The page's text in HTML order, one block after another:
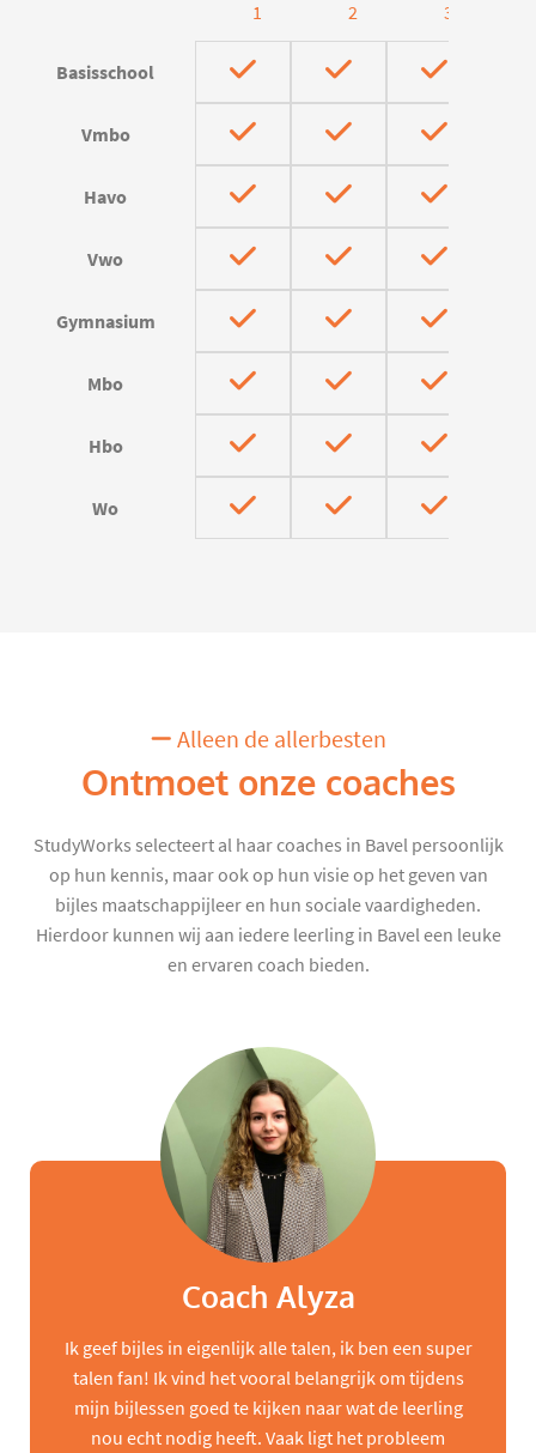
1
2
3
Basisschool
Vmbo
Havo
Vwo
Gymnasium
Mbo
Hbo
Wo
Alleen de allerbesten
Ontmoet onze coaches
StudyWorks selecteert al haar coaches in Bavel persoonlijk
op hun kennis, maar ook op hun visie op het geven van
bijles maatschappijleer en hun sociale vaardigheden.
Hierdoor kunnen wij aan iedere leerling in Bavel een leuke
en ervaren coach bieden.
Coach Alyza
Ik geef bijles in eigenlijk alle talen, ik ben een super
talen fan! Ik vind het vooral belangrijk om tijdens
mijn bijlessen goed te kijken naar wat de leerling
nou echt nodig heeft. Vaak ligt het probleem